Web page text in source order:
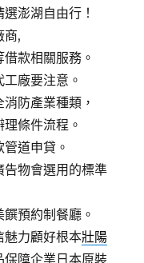
澎湖自由行！
商,
款相關服務。
廠要注意。
防產業種類，
條件流程。
道申貸。
物會選用的標準
預約制餐廳。
魅力顧好根本壯陽
障企業日本原裝